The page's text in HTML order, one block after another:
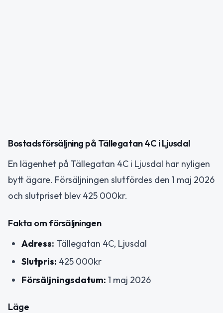
Bostadsförsäljning på Tällegatan 4C i Ljusdal
En lägenhet på Tällegatan 4C i Ljusdal har nyligen
bytt ägare. Försäljningen slutfördes den 1 maj 2026
och slutpriset blev 425 000kr.
Fakta om försäljningen
Adress: Tällegatan 4C, Ljusdal
Slutpris: 425 000kr
Försäljningsdatum: 1 maj 2026
Läge